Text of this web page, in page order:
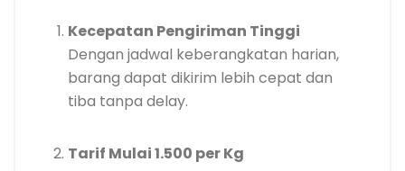
Kecepatan Pengiriman Tinggi
Dengan jadwal keberangkatan harian,
barang dapat dikirim lebih cepat dan
tiba tanpa delay.
Tarif Mulai 1.500 per Kg